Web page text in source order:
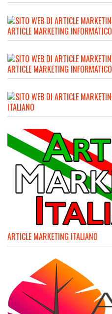
ARTICLE MARKETING INFORMATICO
ARTICLE MARKETING INFORMATICO
ITALIANO
ARTICLE MARKETING ITALIANO